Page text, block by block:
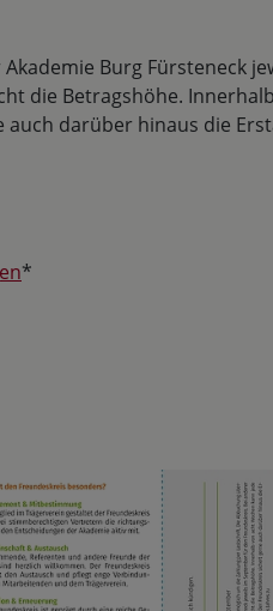
Burg Fürsteneck
die Betragshöhe.
darüber hinaus die
*